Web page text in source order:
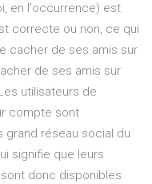
en l'occurrence) est
correcte ou non, ce qui
cacher de ses amis sur
de ses amis sur
utilisateurs de
compte sont
grand réseau social du
signifie que leurs
donc disponibles